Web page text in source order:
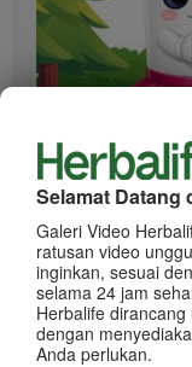
Selamat Datang
Galeri Video
ratusan video
inginkan, sesuai
selama 24 jam
Herbalife
dengan
Anda perlukan.
Informasi dan Tips
Panduan klaim Penghasilan